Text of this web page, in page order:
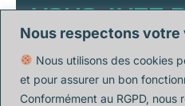
Nous respectons votre
Nous utilisons des cookies
et pour assurer un bon
Conformément au RGPD, nous
VOUS AVEZ
QUESTIONS
N’hésitez pas à nous
en formation sera ravie de